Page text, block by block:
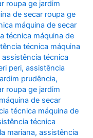
roupa ge jardim
de secar roupa ge
máquina de secar
técnica máquina de
técnica máquina
assistência técnica
peri,assistência
prudência,
roupa ge jardim
de secar
técnica máquina de
técnica
mariana,assistência